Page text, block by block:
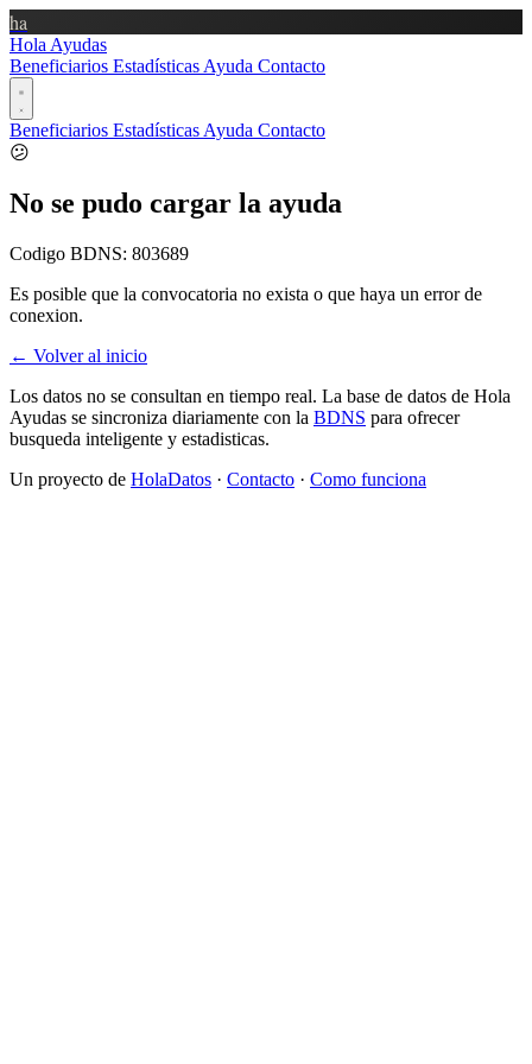
ha
Hola Ayudas
Beneficiarios Estadísticas Ayuda Contacto
Beneficiarios Estadísticas Ayuda Contacto
😕
No se pudo cargar la ayuda
Codigo BDNS: 803689
Es posible que la convocatoria no exista o que haya un error de
conexion.
← Volver al inicio
Los datos no se consultan en tiempo real. La base de datos de Hola
Ayudas se sincroniza diariamente con la BDNS para ofrecer
busqueda inteligente y estadisticas.
Un proyecto de HolaDatos · Contacto · Como funciona